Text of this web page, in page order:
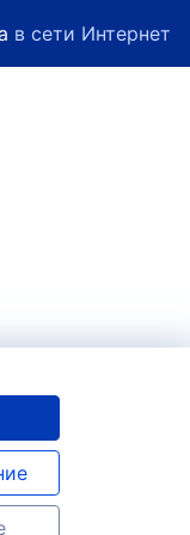
в сети Интернет